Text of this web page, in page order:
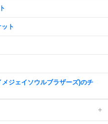
ト
ジェイソウルブラザーズ)のチ